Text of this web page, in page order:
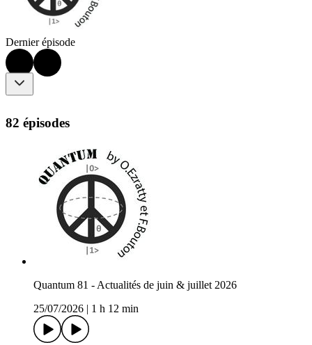
Dernier épisode
82 épisodes
Quantum 81 - Actualités de juin & juillet 2026
25/07/2026
1 h 12 min